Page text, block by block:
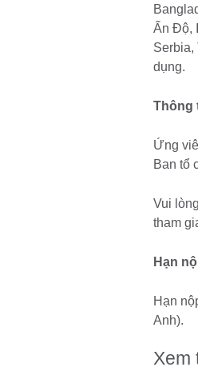
Ấn Độ,
Serbia,
dụng.
Thông
Ứng
Ban tổ
Vui
tham
Hạn
Hạn
Anh).
Xem